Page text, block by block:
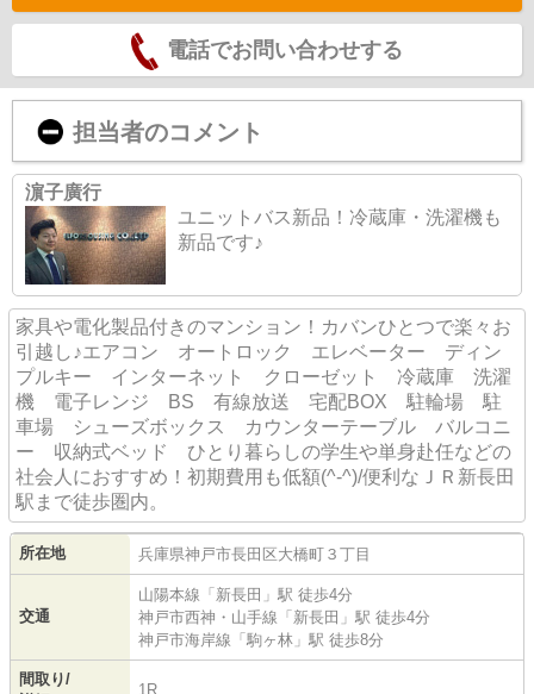
電話でお問い合わせする
担当者のコメント
濵子廣行
ユニットバス新品！冷蔵庫・洗濯機も
新品です♪
家具や電化製品付きのマンション！カバンひとつで楽々お
引越し♪エアコン オートロック エレベーター ディン
プルキー インターネット クローゼット 冷蔵庫 洗濯
機 電子レンジ BS 有線放送 宅配BOX 駐輪場 駐
車場 シューズボックス カウンターテーブル バルコニ
ー 収納式ベッド ひとり暮らしの学生や単身赴任などの
社会人におすすめ！初期費用も低額(^-^)/便利なＪＲ新長田
駅まで徒歩圏内。
所在地 兵庫県神戸市長田区大橋町 ３丁目
交通
山陽本線 「 新長田 」駅 徒歩4分
神戸市西神・山手線 「 新長田 」駅 徒歩4分
神戸市海岸線 「 駒ヶ林 」駅 徒歩8分
間取り/
1R